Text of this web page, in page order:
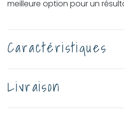
meilleure option pour un
Caractéristiques
Livraison